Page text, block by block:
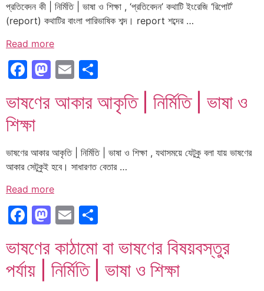
প্রতিবেদন কী | নির্মিতি | ভাষা ও শিক্ষা , ‘প্রতিবেদন’ কথাটি ইংরেজি ‘রিপোর্ট’
(report) কথাটির বাংলা পারিভাষিক শব্দ। report শব্দের …
Read more
Facebook
Mastodon
Email
ভাষণের আকার আকৃতি | নির্মিতি | ভাষা ও
শিক্ষা
ভাষণের আকার আকৃতি | নির্মিতি | ভাষা ও শিক্ষা , যথাসময়ে যেটুকু বলা যায় ভাষণের
আকার সেটুকুই হবে। সাধারণত বেতার …
Read more
Facebook
Mastodon
Email
ভাষণের কাঠামো বা ভাষণের বিষয়বস্তুর
পর্যায় | নির্মিতি | ভাষা ও শিক্ষা